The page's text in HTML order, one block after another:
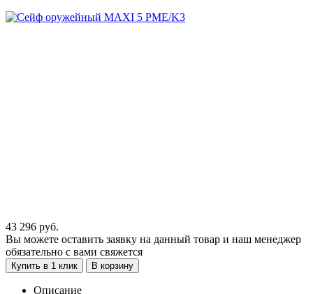
43 296 руб.
Вы можете оставить заявку на данный товар и наш менеджер
обязательно с вами свяжется
Купить в 1 клик В корзину
Описание